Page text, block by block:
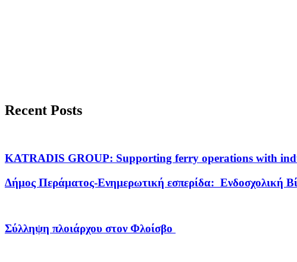
Recent Posts
KATRADIS GROUP: Supporting ferry operations with
Δήμος Περάματος-Ενημερωτική εσπερίδα: Ενδοσχολική
Σύλληψη πλοιάρχου στον Φλοίσβο